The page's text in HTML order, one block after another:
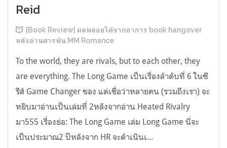
Reid
[Book Review] ผลพลอยได้จากอาการ book hangover
หลังอ่านสารพัน MM Romance
To the world, they are rivals, but to each other, they
are everything. The Long Game เป็นเรื่องลำดับที่ 6 ในซี
รีส์ Game Changer ของ แต่เชื่อว่าหลายคน (รวมถึงเรา) จะ
หยิบมาอ่านเป็นเล่มที่ 2หลังจากอ่าน Heated Rivalry
มา555 เรื่องย่อ: The Long Game เล่ม Long Game นี่จะ
เป็นประมาณ2 ปีหลังจาก HR จะดำเนินเ...